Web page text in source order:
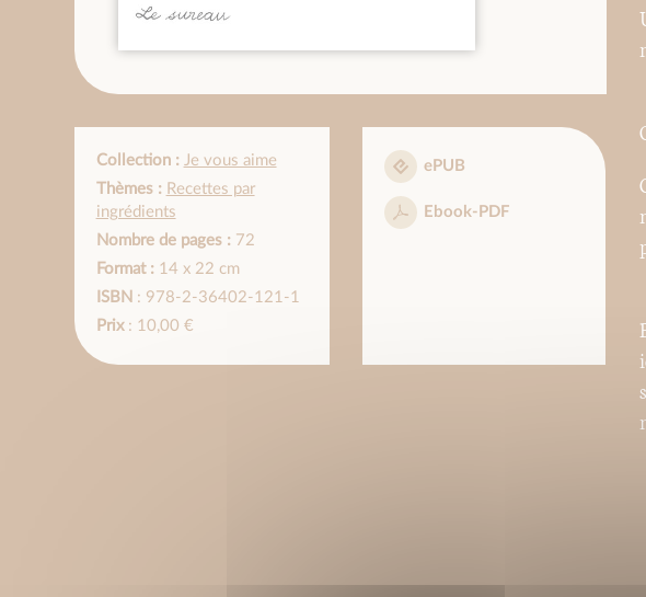
Collection : Je vous aime
Thèmes : Recettes par
ingrédients
Nombre de pages :72
Format :14 x 22 cm
ISBN : 978-2-36402-121-1
Prix: 10,00 €
ePUB
Ebook-PDF